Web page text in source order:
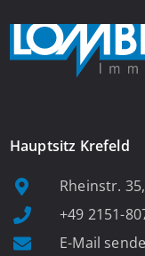
Hauptsitz Krefeld
Rheinstr.
+49 2151-
E-Mail